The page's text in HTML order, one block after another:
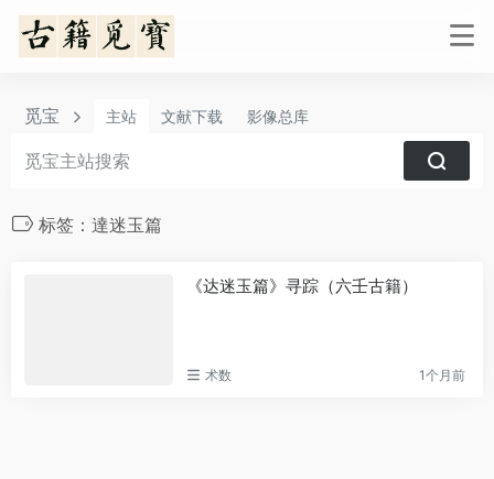
觅宝 主站 文献下载 影像总库
标签：達迷玉篇
《达迷玉篇》寻踪（六壬古籍）
术数 1个月前